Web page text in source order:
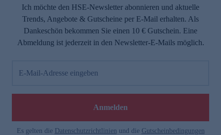
Ich möchte den HSE-Newsletter abonnieren und aktuelle
Trends, Angebote & Gutscheine per E-Mail erhalten. Als
Dankeschön bekommen Sie einen 10 € Gutschein. Eine
Abmeldung ist jederzeit in den Newsletter-E-Mails möglich.
E-Mail-Adresse eingeben
Anmelden
Es gelten die Datenschutzrichtlinien und die Gutscheinbedingungen